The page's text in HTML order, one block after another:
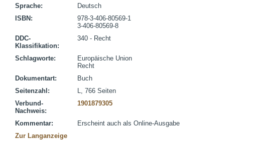
Sprache:
Deutsch
ISBN:
978-3-406-80569-1
3-406-80569-8
DDC-
Klassifikation:
340 - Recht
Schlagworte:
Europäische Union
Recht
Dokumentart:
Buch
Seitenzahl:
L, 766 Seiten
Verbund-
Nachweis:
1901879305
Kommentar:
Erscheint auch als Online-Ausgabe
Zur Langanzeige